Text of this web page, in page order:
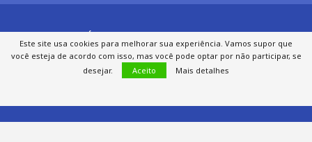
POLÍTICA DE PRIVACIDADE
TERMOS DE USO SITEMAP
Este site usa cookies para melhorar sua experiência. Vamos supor que
você esteja de acordo com isso, mas você pode optar por não participar, se
desejar.
Aceito Mais detalhes